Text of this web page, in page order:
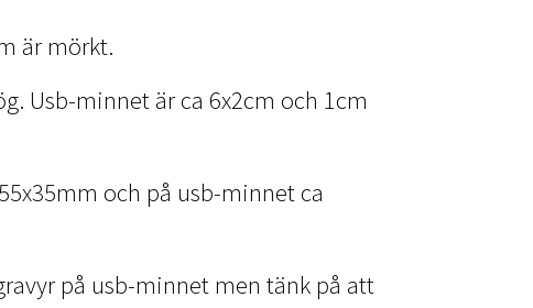
är mörkt.
Usb-minnet är ca 6x2cm och 1cm
och på usb-minnet ca
på usb-minnet men tänk på att